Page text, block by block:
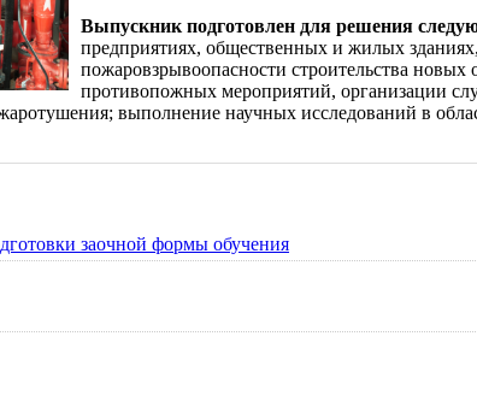
Выпускник подготовлен для решения
предприятиях, общественных и жилых
пожаровзрывоопасности строительства
противопожных мероприятий, организации
выполнение научных исследований в
заочной формы обучения